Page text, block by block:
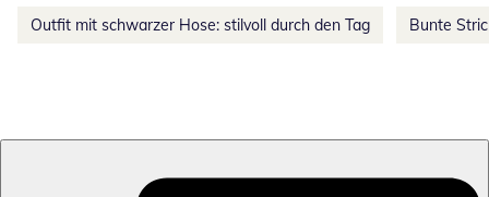
Outfit mit schwarzer Hose: stilvoll durch den Tag Bunte